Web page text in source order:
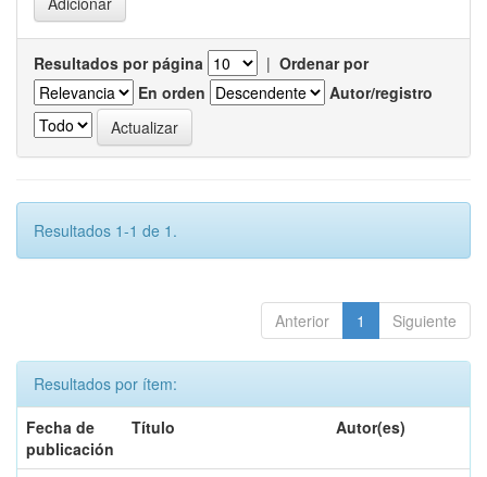
Resultados por página | Ordenar por
En orden
Autor/registro
Resultados 1-1 de 1.
Anterior 1 Siguiente
Resultados por ítem:
Fecha de
publicación
Título Autor(es)